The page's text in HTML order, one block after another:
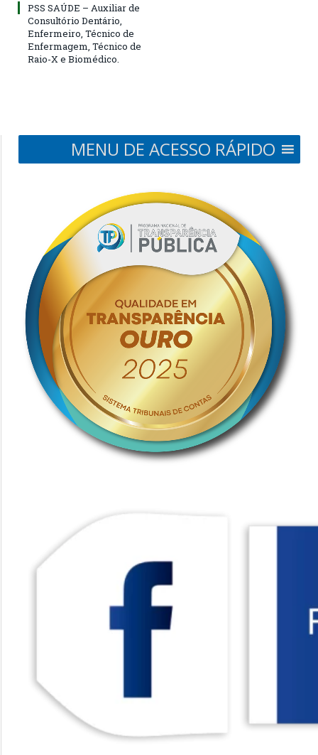
PSS SAÚDE – Auxiliar de
Consultório Dentário,
Enfermeiro, Técnico de
Enfermagem, Técnico de
Raio-X e Biomédico.
MENU DE ACESSO RÁPIDO